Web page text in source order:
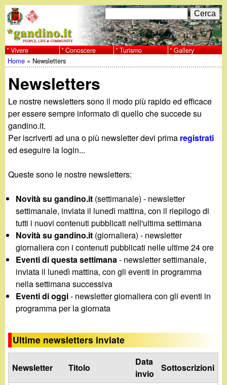
al
contenuto
principale
w
w
w
.
g
a
n
d
i
o
i
F
o
r
d
r
c
e
r
c
a
C
e
r
c
Vivere Conoscere Turismo Gallery
Tu
sei
qui
Home » Newsletters
Newsletters
Le nostre newsletters sono il modo più rapido ed efficace
per essere sempre informato di quello che succede su
gandino.it.
Per iscriverti ad una o più newsletter devi prima registrati
ed eseguire la login...
Queste sono le nostre newsletters:
Novità su gandino.it (settimanale) - newsletter
settimanale, inviata il lunedì mattina, con il riepilogo di
tutti i nuovi contenuti pubblicati nell'ultima settimana
Novità su gandino.it (giornaliera) - newsletter
giornaliera con i contenuti pubblicati nelle ultime 24 ore
Eventi di questa settimana- newsletter settimanale,
inviata il lunedì mattina, con gli eventi in programma
nella settimana successiva
Eventi di oggi- newsletter giornaliera con gli eventi in
programma per la giornata
Ultime newsletters inviate
Newsletter Titolo
Data
invio
Sottoscrizioni